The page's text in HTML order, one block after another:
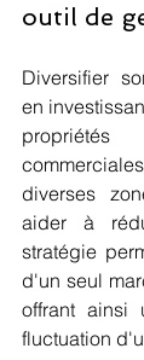
outil de
Diversifier
en
diverses
aider à
stratégie
d'un seul
offrant ainsi
fluctuation